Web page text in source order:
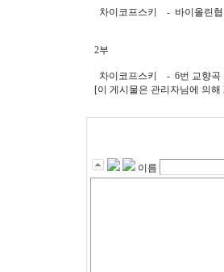
차이코프스키 - 바이올
2부
차이코프스키 - 6번 교향
[이 게시물은 관리자님에 의해
이름